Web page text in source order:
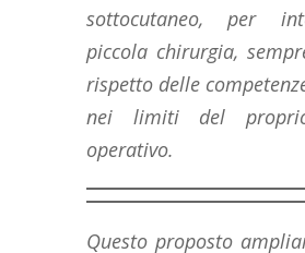
sottocutaneo, per
piccola chirurgia,
rispetto delle
nei limiti del
operativo.
Questo proposto